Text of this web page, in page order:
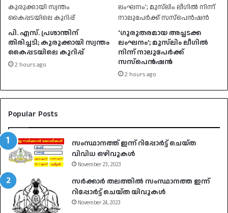
പി. എസ്. പ്രശാന്തിന്
തിരിച്ചടി; കുരുക്കായി സ്വന്തം
കൈപ്പടയിലെ കുറിപ്പ്
2 hours ago
‘ഗുരുതരമായ അച്ചടക്ക
ലംഘനം’; മുസ്‌ലിം ലീഗിൽ
നിന്ന് നാലുപേർക്ക്
സസ്‌പെൻഷൻ
2 hours ago
Popular Posts
സംസ്ഥാനത്ത് ഇന്ന് റിപ്പോർട്ട് ചെയ്ത
വിവിധ ഒഴിവുകൾ
November 23, 2023
സർക്കാർ തലത്തിൽ സംസ്ഥാനത്ത ഇന്ന്
റിപ്പോർട്ട് ചെയ്ത യിവുകൾ
November 24, 2023